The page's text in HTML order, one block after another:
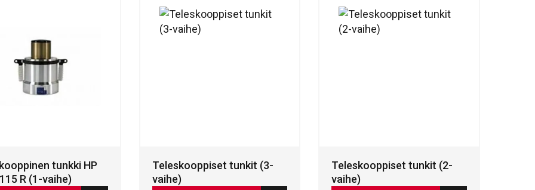
tunkki HP
R (1-vaihe)
Teleskooppiset tunkit (3-
vaihe)
Teleskooppiset tunkit (2-
vaihe)